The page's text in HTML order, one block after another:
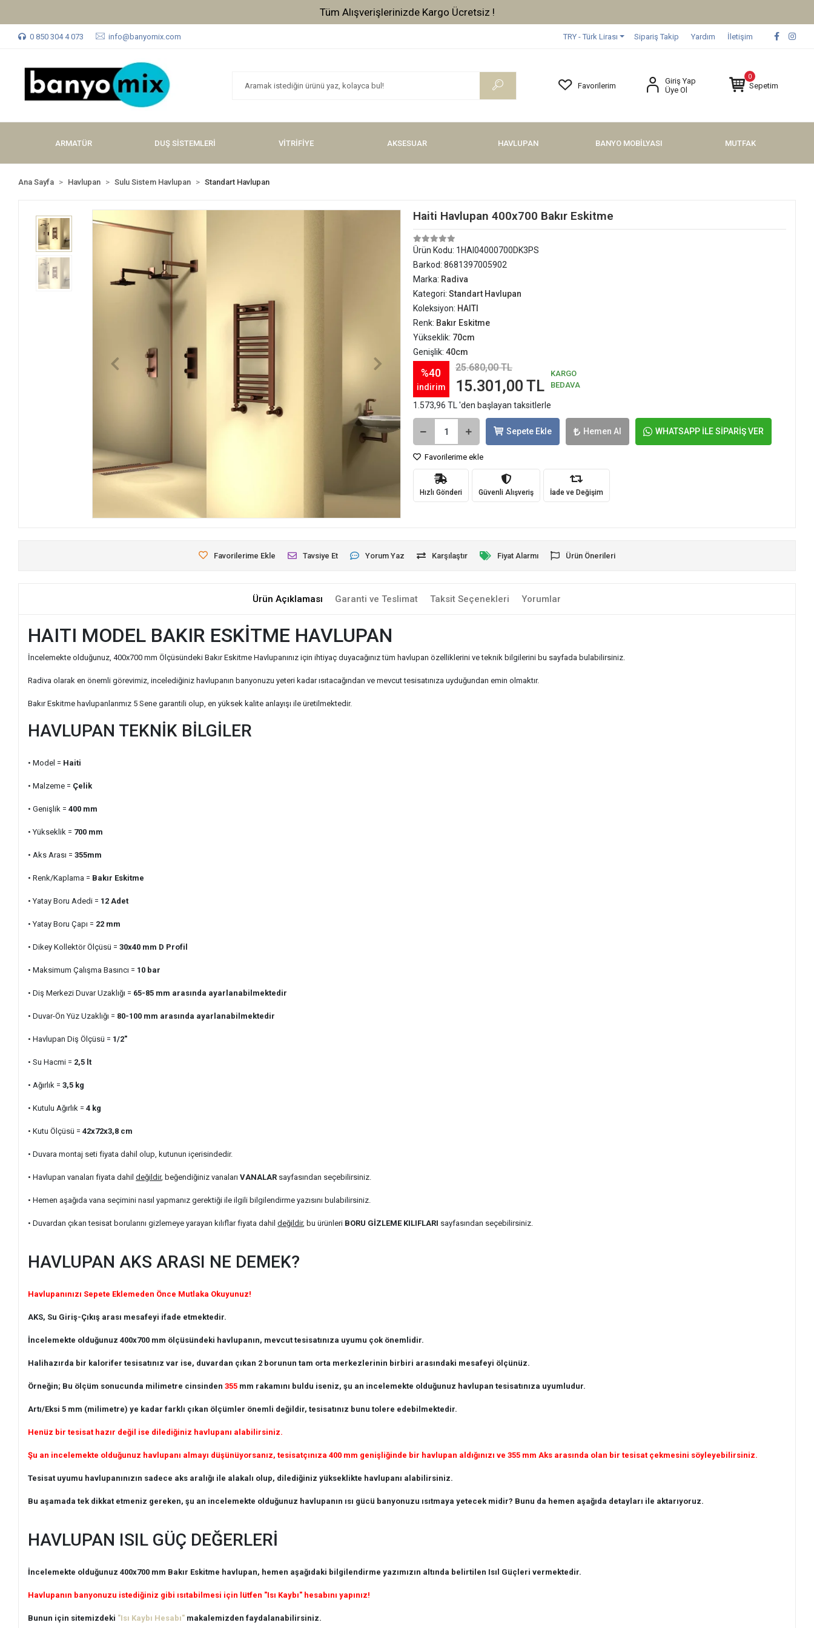
Tüm Alışverişlerinizde Vade Farksız 3 Taksit !
0 850 304 4 073 info@banyomix.com TRY - Türk Lirası Sipariş Takip Yardım İletişim
Favorilerim
Giriş Yap
Üye Ol
0
Sepetim
ARMATÜR DUŞ SİSTEMLERİ VİTRİFİYE AKSESUAR HAVLUPAN BANYO MOBİLYASI MUTFAK
Ana Sayfa Havlupan Sulu Sistem Havlupan Standart Havlupan
Haiti Havlupan 400x700 Bakır Eskitme
Ürün Kodu: 1HAI04000700DK3PS
Barkod: 8681397005902
Marka: Radiva
Kategori: Standart Havlupan
Koleksiyon: HAITI
Renk: Bakır Eskitme
Yükseklik: 70cm
Genişlik: 40cm
%40
indirim
25.680,00 TL
15.301,00 TL
KARGO
BEDAVA
1.573,96 TL 'den başlayan taksitlerle
Sepete Ekle Hemen Al WHATSAPP İLE SİPARİŞ VER
Favorilerime ekle
Hızlı Gönderi Güvenli Alışveriş İade ve Değişim
Favorilerime Ekle Tavsiye Et Yorum Yaz Karşılaştır Fiyat Alarmı Ürün Önerileri
Ürün Açıklaması Garanti ve Teslimat Taksit Seçenekleri Yorumlar
HAITI MODEL BAKIR ESKİTME HAVLUPAN
İncelemekte olduğunuz, 400x700 mm Ölçüsündeki Bakır Eskitme Havlupanınız için ihtiyaç duyacağınız tüm havlupan özelliklerini ve teknik bilgilerini bu sayfada bulabilirsiniz.
Radiva olarak en önemli görevimiz, incelediğiniz havlupanın banyonuzu yeteri kadar ısıtacağından ve mevcut tesisatınıza uyduğundan emin olmaktır.
Bakır Eskitme havlupanlarımız 5 Sene garantili olup, en yüksek kalite anlayışı ile üretilmektedir.
HAVLUPAN TEKNİK BİLGİLER
• Model = Haiti
• Malzeme = Çelik
• Genişlik =400 mm
• Yükseklik = 700 mm
• Aks Arası =355mm
• Renk/Kaplama = Bakır Eskitme
• Yatay Boru Adedi = 12 Adet
• Yatay Boru Çapı = 22 mm
• Dikey Kollektör Ölçüsü =30x40 mm D Profil
• Maksimum Çalışma Basıncı = 10 bar
• Diş Merkezi Duvar Uzaklığı = 65-85 mm arasında ayarlanabilmektedir
• Duvar-Ön Yüz Uzaklığı = 80-100 mm arasında ayarlanabilmektedir
• Havlupan Diş Ölçüsü = 1/2"
• Su Hacmi = 2,5 lt
• Ağırlık =3,5 kg
• Kutulu Ağırlık = 4 kg
• Kutu Ölçüsü =42x72x3,8 cm
• Duvara montaj seti fiyata dahil olup, kutunun içerisindedir.
• Havlupan vanaları fiyata dahildeğildir, beğendiğiniz vanalarıVANALAR sayfasından seçebilirsiniz.
• Hemen aşağıda vana seçimini nasıl yapmanız gerektiği ile ilgili bilgilendirme yazısını bulabilirsiniz.
• Duvardan çıkan tesisat borularını gizlemeye yarayan kılıflar fiyata dahildeğildir, bu ürünleri BORU GİZLEME KILIFLARI sayfasından seçebilirsiniz.
HAVLUPAN AKS ARASI NE DEMEK?
Havlupanınızı Sepete Eklemeden Önce Mutlaka Okuyunuz!
AKS, Su Giriş-Çıkış arası mesafeyi ifade etmektedir.
İncelemekte olduğunuz 400x700 mm ölçüsündeki havlupanın, mevcut tesisatınıza uyumu çok önemlidir.
Halihazırda bir kalorifer tesisatınız var ise, duvardan çıkan 2 borunun tam orta merkezlerinin birbiri arasındaki mesafeyi ölçünüz.
Örneğin; Bu ölçüm sonucunda milimetre cinsinden355 mm rakamını buldu iseniz, şu an incelemekte olduğunuz havlupan tesisatınıza uyumludur.
Artı/Eksi 5 mm (milimetre) ye kadar farklı çıkan ölçümler önemli değildir, tesisatınız bunu tolere edebilmektedir.
Henüz bir tesisat hazır değil ise dilediğiniz havlupanı alabilirsiniz.
Şu an incelemekte olduğunuz havlupanı almayı düşünüyorsanız, tesisatçınıza 400 mm genişliğinde bir havlupan aldığınızı ve 355 mm Aks arasında olan bir tesisat çekmesini söyleyebilirsiniz.
Tesisat uyumu havlupanınızın sadece aks aralığı ile alakalı olup, dilediğiniz yükseklikte havlupanı alabilirsiniz.
Bu aşamada tek dikkat etmeniz gereken, şu an incelemekte olduğunuz havlupanın ısı gücü banyonuzu ısıtmaya yetecek midir? Bunu da hemen aşağıda detayları ile aktarıyoruz.
HAVLUPAN ISIL GÜÇ DEĞERLERİ
İncelemekte olduğunuz 400x700 mm Bakır Eskitme havlupan, hemen aşağıdaki bilgilendirme yazımızın altında belirtilen Isıl Güçleri vermektedir.
Havlupanın banyonuzu istediğiniz gibi ısıtabilmesi için lütfen "Isı Kaybı" hesabını yapınız!
Bunun için sitemizdeki "Isı Kaybı Hesabı" makalemizden faydalanabilirsiniz.